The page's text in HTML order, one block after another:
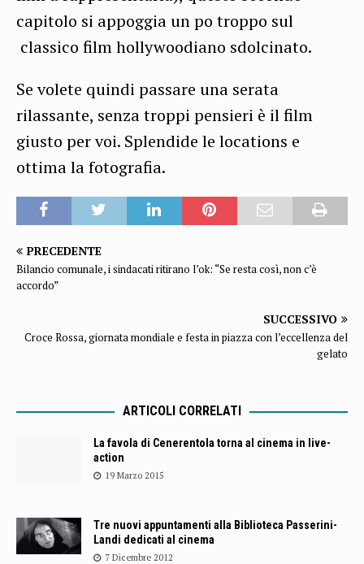
capitolo si appoggia un po troppo sul
classico film hollywoodiano sdolcinato.
Se volete quindi passare una serata
rilassante, senza troppi pensieri è il film
giusto per voi. Splendide le locations e
ottima la fotografia.
PRECEDENTE
Bilancio comunale, i sindacati ritirano l’ok: “Se resta così, non c’è
accordo”
SUCCESSIVO
Croce Rossa, giornata mondiale e festa in piazza con l’eccellenza del
gelato
ARTICOLI CORRELATI
La favola di Cenerentola torna al cinema in live-
action
19 Marzo 2015
Tre nuovi appuntamenti alla Biblioteca Passerini-
Landi dedicati al cinema
7 Dicembre 2012